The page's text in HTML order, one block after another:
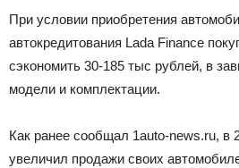
При условии приобретения
автокредитования Lada Finance
сэкономить 30-185 тыс рублей, в
модели и комплектации.
Как ранее сообщал 1auto-news.ru, в
увеличил продажи своих